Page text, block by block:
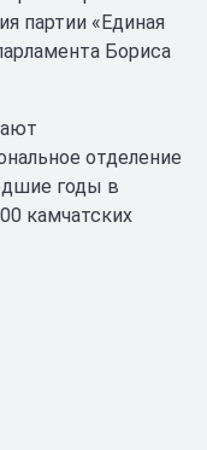
партии «Единая
Бориса
отделение
годы в
камчатских